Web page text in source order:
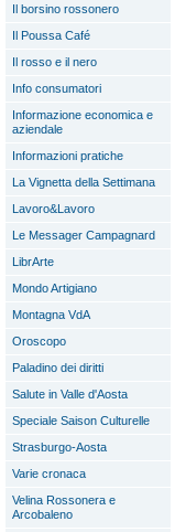
Il borsino rossonero
Il Poussa Café
Il rosso e il nero
Info consumatori
Informazione economica e
aziendale
Informazioni pratiche
La Vignetta della Settimana
Lavoro&Lavoro
Le Messager Campagnard
LibrArte
Mondo Artigiano
Montagna VdA
Oroscopo
Paladino dei diritti
Salute in Valle d'Aosta
Speciale Saison Culturelle
Strasburgo-Aosta
Varie cronaca
Velina Rossonera e
Arcobaleno